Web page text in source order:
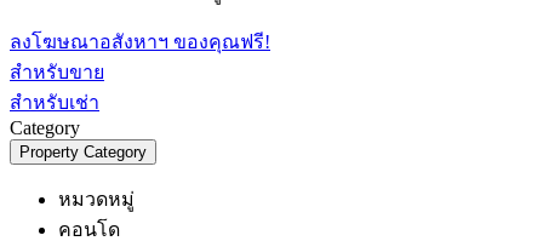
ลงโฆษณาอสังหาฯ ของคุณฟรี!
สำหรับขาย
สำหรับเช่า
Category
Property Category
หมวดหมู่
คอนโด